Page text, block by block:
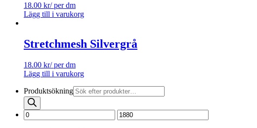
18.00 kr/ per dm
Lägg till i varukorg
Stretchmesh Silvergrå
18.00 kr/ per dm
Lägg till i varukorg
Produktsökning